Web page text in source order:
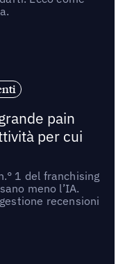
pain
per cui
1 del franchising
meno l’IA.
recensioni